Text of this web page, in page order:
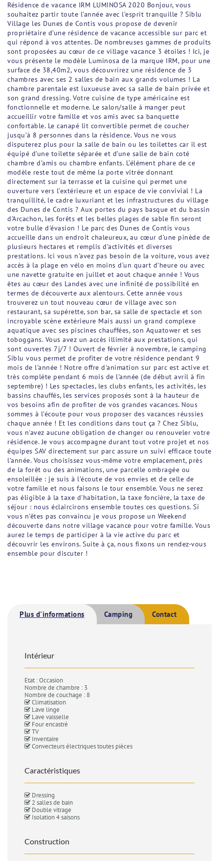
Résidence de vacance IRM LUMINOSA 2020 Bonjour, vous
souhaitez partir toute l’année avec l’esprit tranquille ? Siblu
Village les Dunes de Contis vous propose de devenir
propriétaire d’une résidence de vacance accessible sur parc et
qui répond à vos attentes. De nombreuses gammes de produits
sont proposées au cœur de ce village vacance 3 étoiles ! Ici, je
vous présente le modèle Luminosa de la marque IRM, pour une
surface de 38,40m2, vous découvrirez une résidence de 3
chambres avec ses 2 salles de bain aux grands volumes ! La
chambre parentale est luxueuse avec sa salle de bain privée et
son grand dressing. Votre cuisine de type américaine est
fonctionnelle et moderne. Le salon/salle à manger peut
accueillir votre famille et vos amis avec sa banquette
confortable. Le canapé lit convertible permet de coucher
jusqu’à 8 personnes dans la résidence. Vous ne vous
disputerez plus pour la salle de bain ou les toilettes car il est
équipé d’une toilette séparée et d’une salle de bain coté
chambre d’amis ou chambre enfants. L‘élément phare de ce
modèle reste tout de même la porte vitrée donnant
directement sur la terrasse et la cuisine qui permet une
ouverture vers l’extérieure et un espace de vie convivial ! La
tranquillité, le cadre luxuriant et les infrastructures du village
des Dunes de Contis ? Aux portes du pays basque et du bassin
d’Arcachon, les forêts et les belles plages de sable fin seront
votre bulle d'évasion ! Le parc des Dunes de Contis vous
accueille dans un endroit chaleureux, au cœur d’une pinède de
plusieurs hectares et remplis d’activités et diverses
prestations. Ici vous n'avez pas besoin de la voiture, vous avez
accès à la plage en vélo en moins d‘un quart d’heure ou avec
une navette gratuite en juillet et aout chaque année ! Vous
êtes au cœur des Landes avec une infinité de possibilité en
termes de découverte aux alentours. Cette année vous
trouverez un tout nouveau cœur de village avec son
restaurant, sa supérette, son bar, sa salle de spectacle et son
incroyable scène extérieure Mais aussi un grand complexe
aquatique avec ses piscines chauffées, son Aquatower et ses
toboggans. Vous avez un accès illimité aux prestations, qui
sont ouvertes 7j/7 ! Ouvert de février à novembre, le camping
Siblu vous permet de profiter de votre résidence pendant 9
mois de l'année ! Notre offre d'animation sur parc est active et
très complète pendant 6 mois de l'année (de début avril à fin
septembre) ! Les spectacles, les clubs enfants, les activités, les
bassins chauffés, les services proposés sont à la hauteur de
vos besoins afin de profiter de vos grandes vacances. Nous
sommes à l’écoute pour vous proposer des vacances réussies
chaque année ! Et les conditions dans tout ça ? Chez Siblu,
vous n'avez aucune obligation de changer ou renouveler votre
résidence. Je vous accompagne durant tout votre projet et nos
équipes SAV directement sur parc assure un suivi efficace toute
l’année. Vous choisissez vous-même votre emplacement, près
de la forêt ou des animations, une parcelle ombragée ou
ensoleillée : je suis à l’écoute de vos envies et de celle de
votre famille et nous faisons le tour ensemble. Vous ne serez
pas éligible à la taxe d'habitation, la taxe foncière, la taxe de
séjour : nous éclaircirons ensemble toutes ces questions. Si
vous n’êtes pas convaincu je vous propose un Weekend
découverte dans notre village vacance pour votre famille. Vous
aurez le temps de participer à la vie active du parc et
découvrir les environs. Suite à ça, nous fixons un rendez-vous
ensemble pour discuter !
Plus d'informations Camping Contact
Intérieur
Etat : Occasion
Nombre de chambre : 3
Nombre de couchage : 8
Climatisation
Lave linge
Lave vaisselle
Four encastré
TV
Inventaire
Convecteurs électriques toutes pièces
Caractéristiques
Dressing
2 salles de bain
Double vitrage
Isolation 4 saisons
Construction